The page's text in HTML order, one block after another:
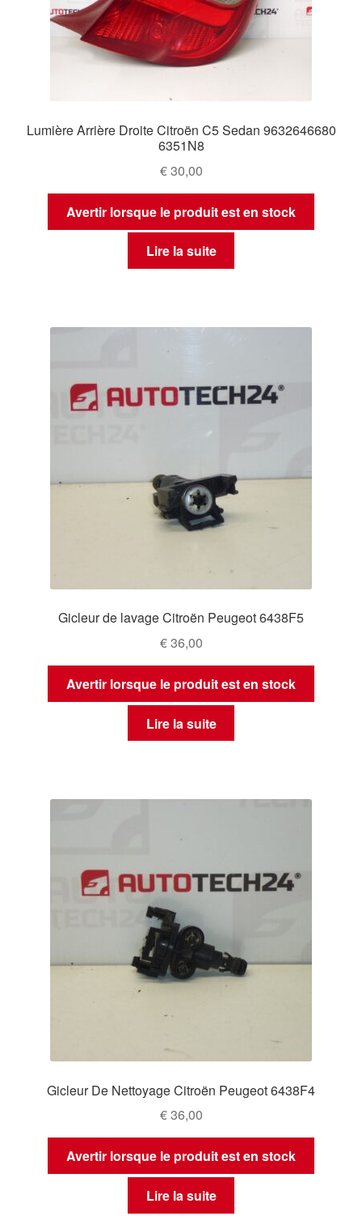
Lumière Arrière Droite Citroën C5 Sedan 9632646680
6351N8
€30,00
Avertir lorsque le produit est en stock
Lire la suite
Gicleur de lavage Citroën Peugeot 6438F5
€36,00
Avertir lorsque le produit est en stock
Lire la suite
Gicleur De Nettoyage Citroën Peugeot 6438F4
€36,00
Avertir lorsque le produit est en stock
Lire la suite